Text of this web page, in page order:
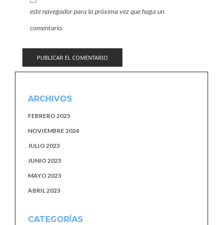
este navegador para la próxima vez que haga un
comentario.
ARCHIVOS
FEBRERO 2025
NOVIEMBRE 2024
JULIO 2023
JUNIO 2023
MAYO 2023
ABRIL 2023
CATEGORÍAS